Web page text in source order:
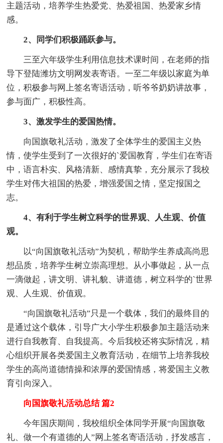
主题活动，培养学生热爱党、热爱祖国、热爱家乡情
感。
2、同学们积极踊跃参与。
三至六年级学生利用信息技术课时间，在老师的指
导下登陆潍坊文明网发表寄语。一至二年级以家庭为单
位，积极参与网上签名寄语活动，听爷爷奶奶讲故事，
参与面广，积极性高。
3、激发学生的爱国热情。
向国旗敬礼活动，激发了全体学生的爱国主义热
情，使学生受到了一次很好的`爱国教育，学生们在寄语
中，语言朴实、风格清新、感情真挚，充分展示了我校
学生对伟大祖国的热爱，增强爱国之情，坚定报国之
志。
4、有利于学生树立科学的世界观、人生观、价值
观。
以“向国旗敬礼活动”为契机，帮助学生养成高尚思
想品质，培养学生树立崇高理想。从小事做起，从一点
一滴做起，讲文明、讲礼貌、讲道德，树立科学的`世界
观、人生观、价值观。
“向国旗敬礼活动”只是一个载体，我们的最终目的
是通过这个载体，引导广大小学生积极参加主题活动来
进行自我教育、自我提高。今后我校还将实际情况，精
心组织开展各类爱国主义教育活动，在细节上培养我校
学生的高尚道德情操和浓厚的爱国情感，将爱国主义教
育引向深入。
向国旗敬礼活动总结 篇2
今年国庆期间，我校组织全体同学开展“向国旗敬
礼、做一个有道德的人”网上签名寄语活动，抒发感言，